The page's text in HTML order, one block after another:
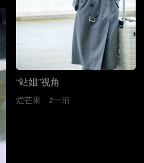
“站姐”视角
烂芒果 z一珩